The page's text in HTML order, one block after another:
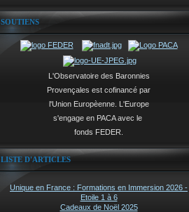
SOUTIENS
L'Observatoire des Baronnies
Provençales est cofinancé par
l'Union Europèenne. L'Europe
s'engage en PACA avec le
fonds FEDER.
LISTE D'ARTICLES
Unique en France : Formations en Immersion 2026 -
Etoile 1 à 6
Cadeaux de Noël 2025